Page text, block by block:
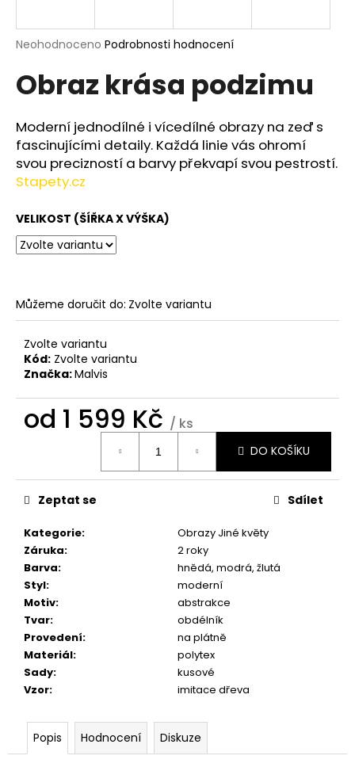
Průměrné
produktu
je
z
5
hvězdiček.
Neohodnoceno Podrobnosti hodnocení
Obraz krása podzimu
Moderní jednodílné i vícedílné obrazy na zeď s
fascinujícími detaily. Každá linie vás ohromí
svou precizností a barvy překvapí svou pestrostí.
Stapety.cz
VELIKOST (ŠÍŘKA X VÝŠKA)
Můžeme doručit do: Zvolte variantu
Zvolte variantu
Kód: Zvolte variantu
Značka:Malvis
od 1 599 Kč / ks
DO KOŠÍKU
Kategorie:
Obrazy Jiné květy
Záruka:
2 roky
Barva:
hnědá, modrá, žlutá
Styl:
moderní
Motiv:
abstrakce
Tvar:
obdélník
Provedení:
na plátně
Materiál:
polytex
Sady:
kusové
Vzor: imitace dřeva
Zeptat se Sdílet
Popis Hodnocení Diskuze
j
t
?
D
o
r
u
č
u
j
m
BRIDGE
598
Kč